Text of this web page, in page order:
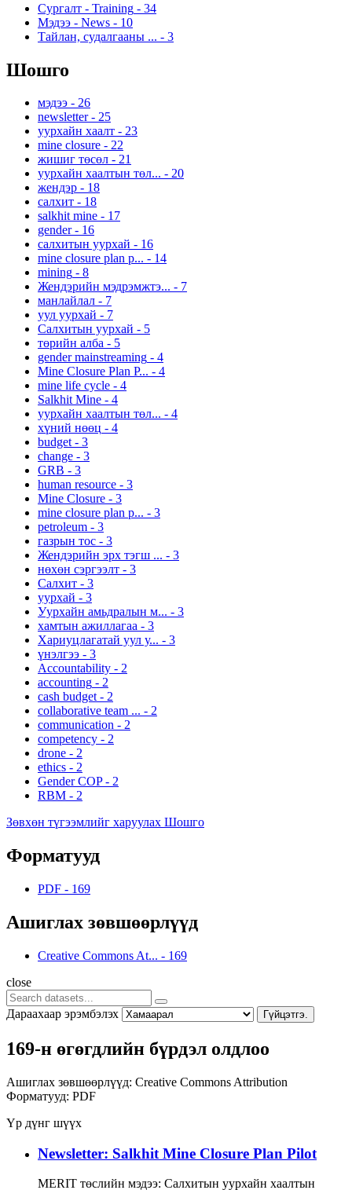
Сургалт - Training - 34
Мэдээ - News - 10
Тайлан, судалгааны ... - 3
Шошго
мэдээ - 26
newsletter - 25
уурхайн хаалт - 23
mine closure - 22
жишиг төсөл - 21
уурхайн хаалтын төл... - 20
жендэр - 18
салхит - 18
salkhit mine - 17
gender - 16
салхитын уурхай - 16
mine closure plan p... - 14
mining - 8
Жендэрийн мэдрэмжтэ... - 7
манлайлал - 7
уул уурхай - 7
Салхитын уурхай - 5
төрийн алба - 5
gender mainstreaming - 4
Mine Closure Plan P... - 4
mine life cycle - 4
Salkhit Mine - 4
уурхайн хаалтын төл... - 4
хүний нөөц - 4
budget - 3
change - 3
GRB - 3
human resource - 3
Mine Closure - 3
mine closure plan p... - 3
petroleum - 3
газрын тос - 3
Жендэрийн эрх тэгш ... - 3
нөхөн сэргээлт - 3
Салхит - 3
уурхай - 3
Уурхайн амьдралын м... - 3
хамтын ажиллагаа - 3
Хариуцлагатай уул у... - 3
үнэлгээ - 3
Accountability - 2
accounting - 2
cash budget - 2
collaborative team ... - 2
communication - 2
competency - 2
drone - 2
ethics - 2
Gender COP - 2
RBM - 2
Зөвхөн түгээмлийг харуулах Шошго
Форматууд
PDF - 169
Ашиглах зөвшөөрлүүд
Creative Commons At... - 169
close
Дараахаар эрэмбэлэх Гүйцэтгэ.
169-н өгөгдлийн бүрдэл олдлоо
Ашиглах зөвшөөрлүүд: Creative Commons Attribution
Форматууд: PDF
Үр дүнг шүүх
Newsletter: Salkhit Mine Closure Plan Pilot
MERIT төслийн мэдээ: Салхитын уурхайн хаалтын